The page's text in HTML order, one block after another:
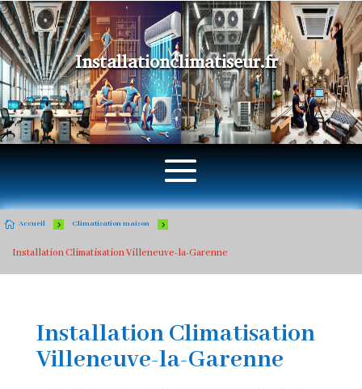
Installationclimatiseur.fr
 Accueil 5 Climatisation maison 5
Installation Climatisation Villeneuve-la-Garenne
Installation Climatisation
Villeneuve-la-Garenne